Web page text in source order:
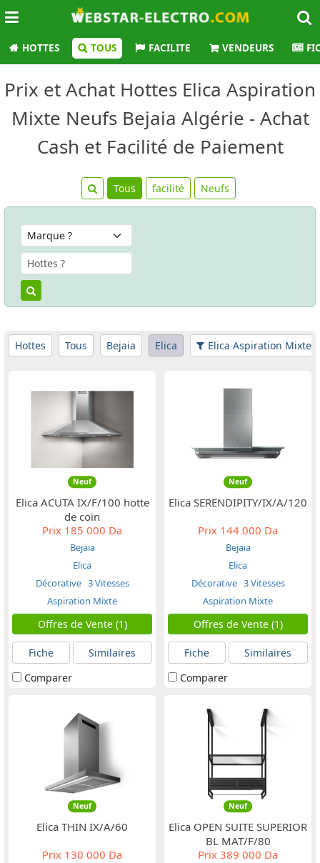
HOTTES TOUS FACILITE VENDEURS
Prix et Achat Hottes Elica Aspiration
Mixte Neufs Bejaia Algérie - Achat
Cash et Facilité de Paiement
Tous facilité Neufs
Hottes Tous Bejaia Elica Elica Aspiration Mixte
Neuf
Elica ACUTA IX/F/100 hotte
de coin
Prix 185 000 Da
Bejaia
Elica
Décorative 3 Vitesses
Aspiration Mixte
Offres de Vente (1)
Fiche
Similaires
Comparer
Neuf
Elica SERENDIPITY/IX/A/120
Prix 144 000 Da
Bejaia
Elica
Décorative 3 Vitesses
Aspiration Mixte
Offres de Vente (1)
Fiche
Similaires
Comparer
Neuf
Elica THIN IX/A/60
Prix 130 000 Da
Neuf
Elica OPEN SUITE SUPERIOR
BL MAT/F/80
Prix 389 000 Da